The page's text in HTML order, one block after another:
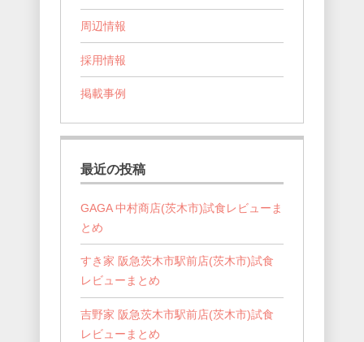
周辺情報
採用情報
掲載事例
最近の投稿
GAGA 中村商店(茨木市)試食レビューま
とめ
すき家 阪急茨木市駅前店(茨木市)試食
レビューまとめ
吉野家 阪急茨木市駅前店(茨木市)試食
レビューまとめ